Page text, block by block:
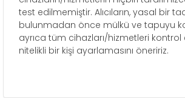
test edilmemiştir. Alıcıların, yasal bir
bulunmadan önce mülkü ve tapuyu
ayrıca tüm cihazları/hizmetleri
nitelikli bir kişi ayarlamasını öneririz.